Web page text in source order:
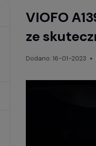
VIOFO
ze
Dodano: 16-01-2023